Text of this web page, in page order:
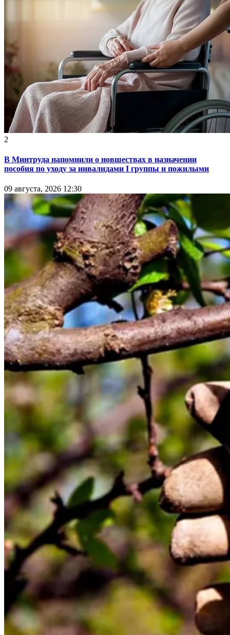
2
В Минтруда напомнили о новшествах в назначении
пособия по уходу за инвалидами I группы и пожилыми
09 августа, 2026 12:30